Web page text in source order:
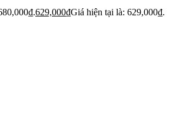
629,000₫Giá hiện tại là: 629,000₫.